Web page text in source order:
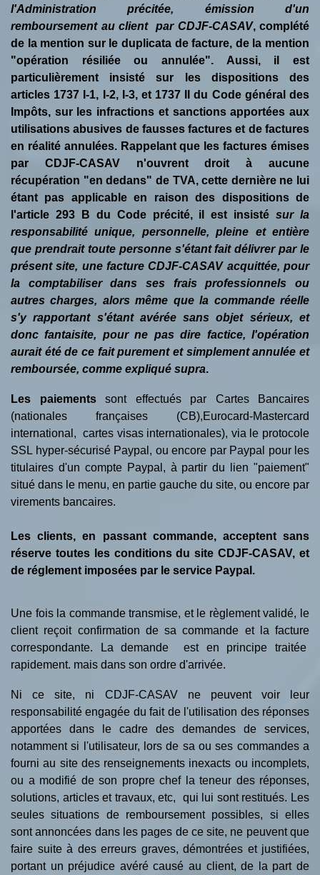
l'Administration précitée, émission d'un
remboursement au client par CDJF-CASAV, complété
de la mention sur le duplicata de facture, de la mention
"opération résiliée ou annulée". Aussi, il est
particulièrement insisté sur les dispositions des
articles 1737 I-1, I-2, I-3, et 1737 II du Code général des
Impôts, sur les infractions et sanctions apportées aux
utilisations abusives de fausses factures et de factures
en réalité annulées. Rappelant que les factures émises
par CDJF-CASAV n'ouvrent droit à aucune
récupération "en dedans" de TVA, cette dernière ne lui
étant pas applicable en raison des dispositions de
l'article 293 B du Code précité, il est insistésur la
responsabilité unique, personnelle, pleine et entière
que prendrait toute personne s'étant fait délivrer par le
présent site, une facture CDJF-CASAV acquittée, pour
la comptabiliser dans ses frais professionnels ou
autres charges, alors même que la commande réelle
s'y rapportant s'étant avérée sans objet sérieux, et
donc fantaisite, pour ne pas dire factice, l'opération
aurait été de ce fait purement et simplement annulée et
remboursée, comme expliqué supra.
Les paiementssont effectués par Cartes Bancaires
(nationales françaises (CB),Eurocard-Mastercard
international, cartes visas internationales), via le protocole
SSL hyper-sécurisé Paypal, ou encore par Paypal pour les
titulaires d'un compte Paypal, à partir du lien "paiement"
situé dans le menu, en partie gauche du site, ou encore par
virements bancaires.
Les clients, en passant commande, acceptent sans
réserve toutes les conditions du site CDJF-CASAV, et
de réglement imposées par le service Paypal.
Une fois la commande transmise, et le règlement validé, le
client reçoit confirmation de sa commande et la facture
correspondante. La demande est en principe traitée
rapidement. mais dans son ordre d'arrivée.
Ni ce site, ni CDJF-CASAV ne peuvent voir leur
responsabilité engagée du fait de l'utilisation des réponses
apportées dans le cadre des demandes de services,
notamment si l'utilisateur, lors de sa ou ses commandes a
fourni au site des renseignements inexacts ou incomplets,
ou a modifié de son propre chef la teneur des réponses,
solutions, articles et travaux, etc, qui lui sont restitués. Les
seules situations de remboursement possibles, si elles
sont annoncées dans les pages de ce site, ne peuvent que
faire suite à des erreurs graves, démontrées et justifiées,
portant un préjudice avéré causé au client, de la part de